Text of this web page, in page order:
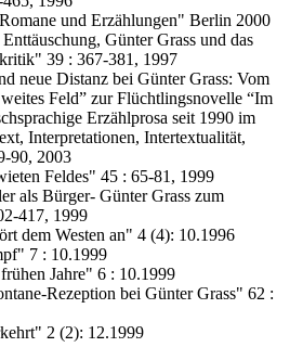
und Erzählungen" Berlin 2000
Günter Grass und das
39 : 367-381, 1997
neue Distanz bei Günter Grass: Vom
Feld” zur Flüchtlingsnovelle “Im
Erzählprosa seit 1990 im
Interpretationen, Intertextualität,
90, 2003
Feldes" 45 : 65-81, 1999
als Bürger- Günter Grass zum
417, 1999
dem Westen an" 4 (4): 10.1996
7 : 10.1999
Jahre" 6 : 10.1999
Rezeption bei Günter Grass" 62 :
2 (2): 12.1999